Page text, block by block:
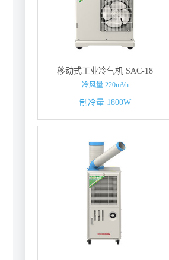
移动式工业冷气机 SAC-18
冷风量 220m³/h
制冷量 1800W